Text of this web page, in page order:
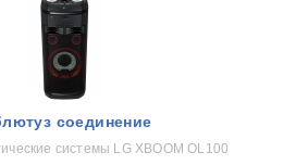
соединение
системы LG XBOOM OL100